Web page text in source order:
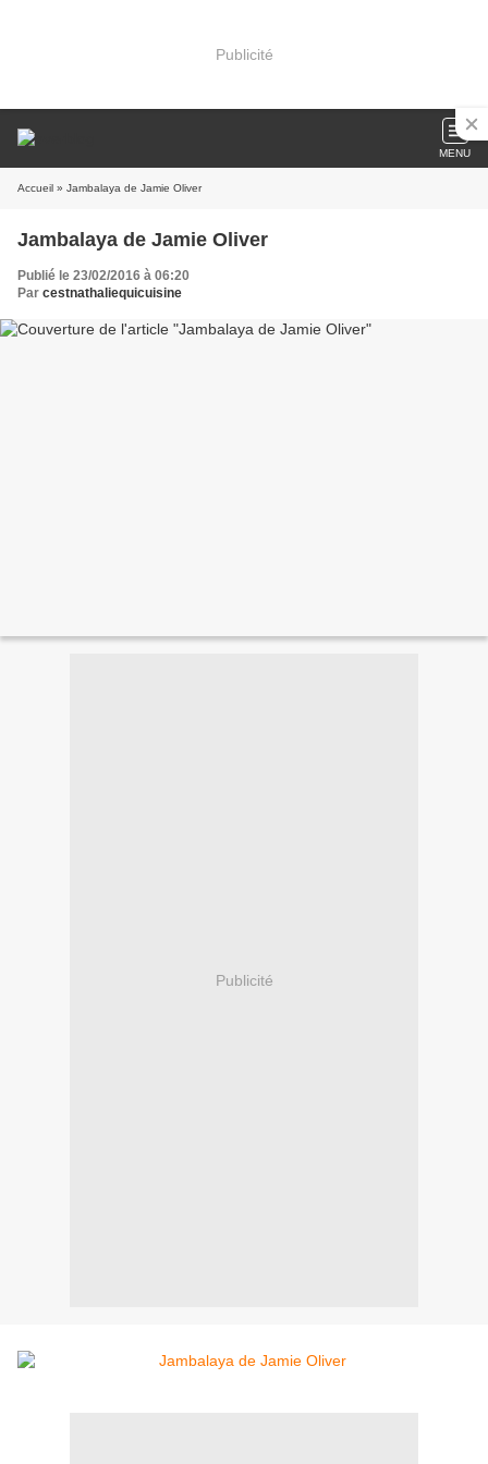
Publicité
MENU
Accueil » Jambalaya de Jamie Oliver
Jambalaya de Jamie Oliver
Publié le 23/02/2016 à 06:20
Par cestnathaliequicuisine
Publicité